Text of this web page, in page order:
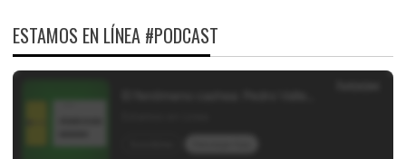
ESTAMOS EN LÍNEA #PODCAST